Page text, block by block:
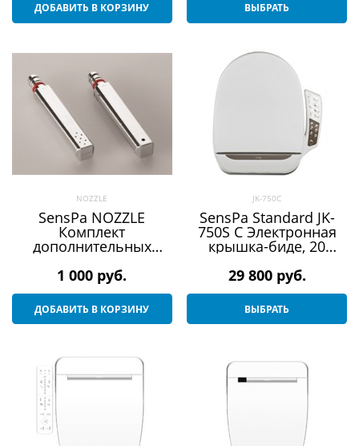
ДОБАВИТЬ В КОРЗИНУ ВЫБРАТЬ
NOZZLE
SensPa NOZZLE
Комплект
дополнительных
1 000 руб.
ДОБАВИТЬ В КОРЗИНУ
JK-750C
SensPa Standard JK-
750S C Электронная
крышка-биде, 20
дополнительных
29 800 руб.
ВЫБРАТЬ